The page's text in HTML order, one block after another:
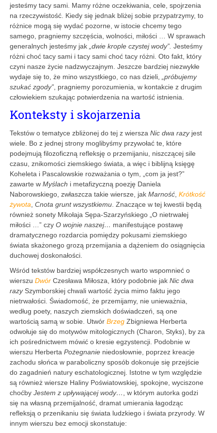
jesteśmy tacy sami. Mamy różne oczekiwania, cele, spojrzenia
na rzeczywistość. Kiedy się jednak bliżej sobie przypatrzymy, to
różnice mogą się wydać pozorne, w istocie chcemy tego
samego, pragniemy szczęścia, wolności, miłości … W sprawach
generalnych jesteśmy jak „dwie krople czystej wody”. Jesteśmy
różni choć tacy sami i tacy sami choć tacy różni. Oto fakt, który
czyni nasze życie nadzwyczajnym. Jeszcze bardziej niezwykłe
wydaje się to, że mino wszystkiego, co nas dzieli, „próbujemy
szukać zgody”, pragniemy porozumienia, w kontakcie z drugim
człowiekiem szukając potwierdzenia na wartość istnienia.
Konteksty i skojarzenia
Tekstów o tematyce zbliżonej do tej z wiersza Nic dwa razyjest
wiele. Bo z jednej strony moglibyśmy przywołać te, które
podejmują filozoficzną refleksję o przemijaniu, niszczącej sile
czasu, znikomości ziemskiego świata, a więc i biblijną księgę
Koheleta i Pascalowskie rozważania o tym, „com ja jest?”
zawarte w Myślach i metafizyczną poezję Daniela
Naborowskiego, zwłaszcza takie wiersze, jak Marność, Krótkość
żywota, Cnota grunt wszystkiemu. Znaczące w tej kwestii będą
również sonety Mikołaja Sępa-Szarzyńskiego „O nietrwałej
miłości …” czy O wojnie naszej… manifestujące postawę
dramatycznego rozdarcia pomiędzy pokusami ziemskiego
świata skażonego grozą przemijania a dążeniem do osiągnięcia
duchowej doskonałości.
Wśród tekstów bardziej współczesnych warto wspomnieć o
wierszu Dwór Czesława Miłosza, który podobnie jak Nic dwa
razySzymborskiej chwali wartość życia mimo faktu jego
nietrwałości. Świadomość, że przemijamy, nie unieważnia,
według poety, naszych ziemskich doświadczeń, są one
wartością samą w sobie. Utwór Brzeg Zbigniewa Herberta
odwołuje się do motywów mitologicznych (Charon, Styks), by za
ich pośrednictwem mówić o kresie egzystencji. Podobnie w
wierszu Herberta Pożegnanie niedosłownie, poprzez kreacje
zachodu słońca w paraboliczny sposób dokonuje się przejście
do zagadnień natury eschatologicznej. Istotne w tym względzie
są również wiersze Haliny Poświatowskiej, spokojne, wyciszone
choćby Jestem z upływającej wody…, w którym autorka godzi
się na własną przemijalność, dramat umierania łagodząc
refleksją o przenikaniu się świata ludzkiego i świata przyrody. W
innym wierszu bez emocji skonstatuje: